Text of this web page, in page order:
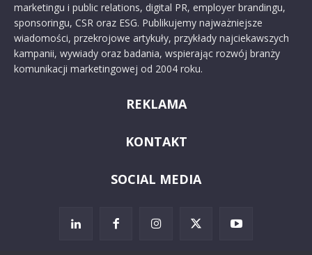
marketingu i public relations, digital PR, employer brandingu,
sponsoringu, CSR oraz ESG. Publikujemy najważniejsze
wiadomości, przekrojowe artykuły, przykłady najciekawszych
kampanii, wywiady oraz badania, wspierając rozwój branży
komunikacji marketingowej od 2004 roku.
REKLAMA
KONTAKT
SOCIAL MEDIA